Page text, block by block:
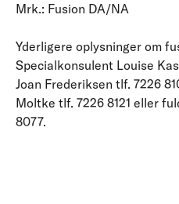
Mrk.: Fusion DA/NA
Yderligere oplysninger om
Specialkonsulent Louise
Joan Frederiksen tlf. 7226
Moltke tlf. 7226 8121 eller
8077.